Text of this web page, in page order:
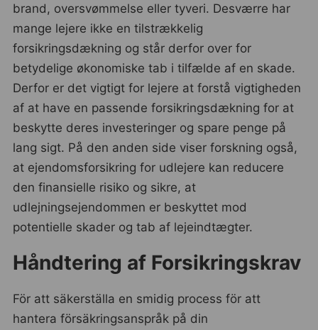
brand, oversvømmelse eller tyveri. Desværre har
mange lejere ikke en tilstrækkelig
forsikringsdækning og står derfor over for
betydelige økonomiske tab i tilfælde af en skade.
Derfor er det vigtigt for lejere at forstå vigtigheden
af ​​at have en passende forsikringsdækning for at
beskytte deres investeringer og spare penge på
lang sigt. På den anden side viser forskning også,
at ejendomsforsikring for udlejere kan reducere
den finansielle risiko og sikre, at
udlejningsejendommen er beskyttet mod
potentielle skader og tab af lejeindtægter.
Håndtering af Forsikringskrav
För att säkerställa en smidig process för att
hantera försäkringsanspråk på din